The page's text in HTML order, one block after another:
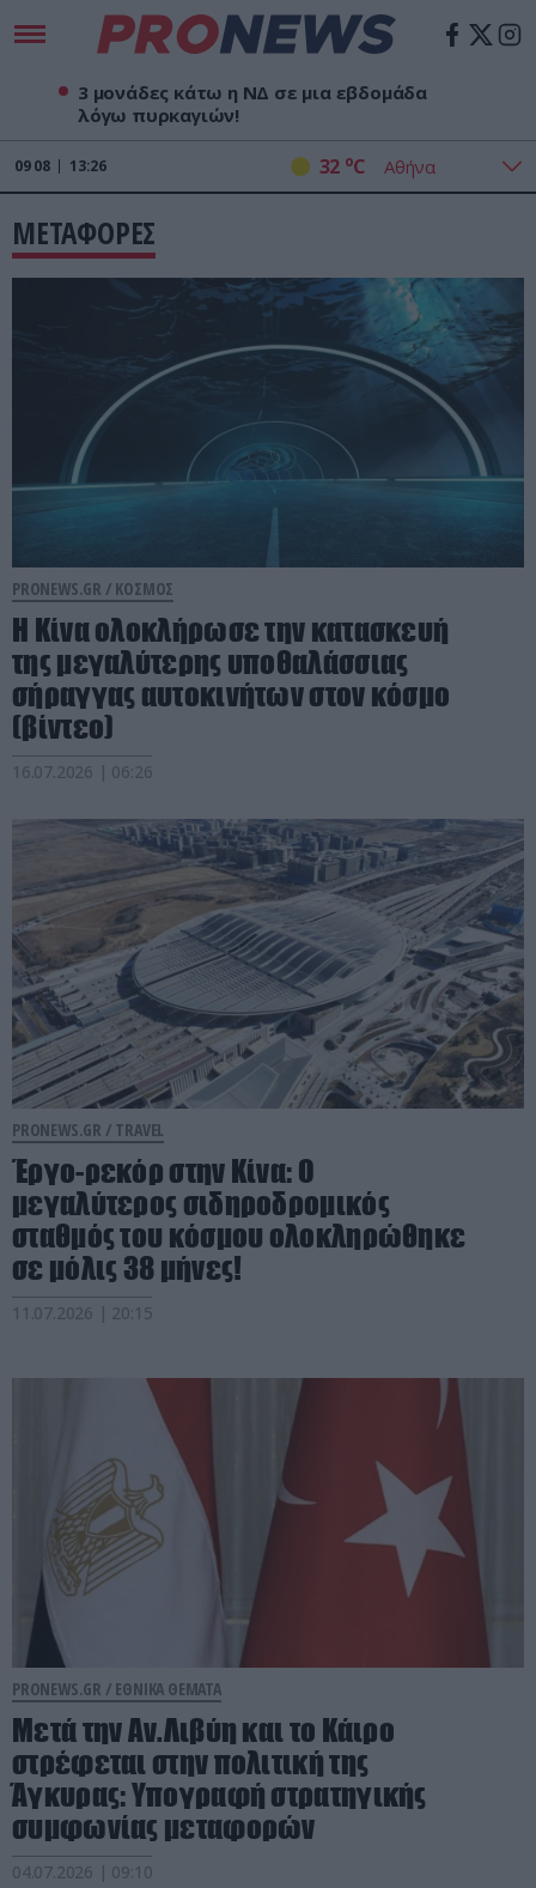
3 μονάδες κάτω η ΝΔ σε μια εβδομάδα
λόγω πυρκαγιών!
09 08 13:26 32 oC
ΜΕΤΑΦΟΡΕΣ
PRONEWS.GR / ΚΟΣΜΟΣ
Η Κίνα ολοκλήρωσε την κατασκευή
της μεγαλύτερης υποθαλάσσιας
σήραγγας αυτοκινήτων στον κόσμο
(βίντεο)
16.07.2026 | 06:26
PRONEWS.GR / TRAVEL
Έργο-ρεκόρ στην Κίνα: Ο
μεγαλύτερος σιδηροδρομικός
σταθμός του κόσμου ολοκληρώθηκε
σε μόλις 38 μήνες!
11.07.2026 | 20:15
PRONEWS.GR / ΕΘΝΙΚΑ ΘΕΜΑΤΑ
Μετά την Αν.Λιβύη και το Κάιρο
στρέφεται στην πολιτική της
Άγκυρας: Υπογραφή στρατηγικής
συμφωνίας μεταφορών
04.07.2026 | 09:10